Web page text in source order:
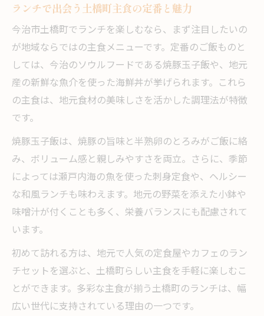
ランチ主食で発見する地元食材の魅力
今治自慢の主食が楽しめるランチ提案
地元で愛される主食ランチの秘密とは
ランチで広がる主食の味わい深さ
主食を通じて知る地元のランチ文化
満足度を高めるランチ主食の選び方
自分好みのランチ主食を見つけるコツ
主食で変わるランチの印象と楽しみ方
ランチにおすすめ主食の選択ポイント
土橋町で賢く選ぶランチ主食の心得
ランチで出会う土橋町主食の定番と魅力
今治市土橋町でランチを楽しむなら、まず注目したいの
が地域ならではの主食メニューです。定番のご飯ものと
しては、今治のソウルフードである焼豚玉子飯や、地元
産の新鮮な魚介を使った海鮮丼が挙げられます。これら
の主食は、地元食材の美味しさを活かした調理法が特徴
です。
焼豚玉子飯は、焼豚の旨味と半熟卵のとろみがご飯に絡
み、ボリューム感と親しみやすさを両立。さらに、季節
によっては瀬戸内海の魚を使った刺身定食や、ヘルシー
な和風ランチも味わえます。地元の野菜を添えた小鉢や
味噌汁が付くことも多く、栄養バランスにも配慮されて
います。
初めて訪れる方は、地元で人気の定食屋やカフェのラン
チセットを選ぶと、土橋町らしい主食を手軽に楽しむこ
とができます。多彩な主食が揃う土橋町のランチは、幅
広い世代に支持されている理由の一つです。